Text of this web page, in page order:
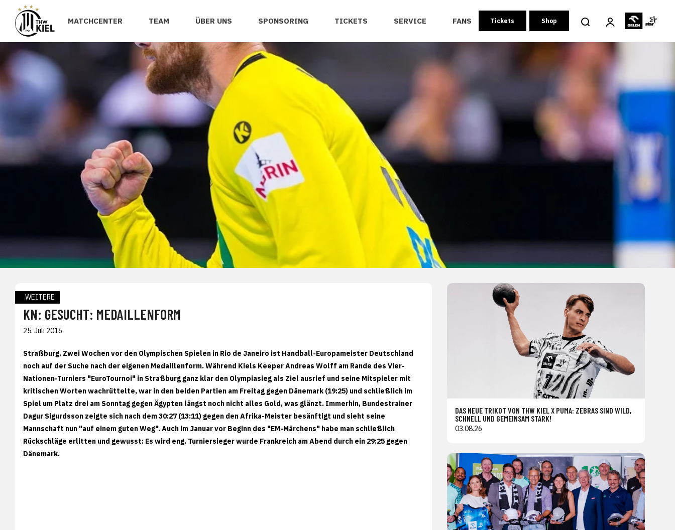
MATCHCENTER TEAM ÜBER UNS SPONSORING TICKETS SERVICE FANS Tickets Shop
WEITERE
KN: GESUCHT: MEDAILLENFORM
25. Juli 2016
Straßburg. Zwei Wochen vor den Olympischen Spielen in Rio de Janeiro ist Handball-Europameister Deutschland
noch auf der Suche nach der eigenen Medaillenform. Während Kiels Keeper Andreas Wolff am Rande des Vier-
Nationen-Turniers "EuroTournoi" in Straßburg ganz klar den Olympiasieg als Ziel ausrief und seine Mitspieler mit
kritischen Worten wachrüttelte, war in den beiden Partien am Freitag gegen Dänemark (19:25) und schließlich im
Spiel um Platz drei am Sonntag gegen Ägypten längst noch nicht alles Gold, was glänzt. Immerhin, Bundestrainer
Dagur Sigurdsson zeigte sich nach dem 30:27 (13:11) gegen den Afrika-Meister besänftigt und sieht seine
Mannschaft nun "auf einem guten Weg". Auch im Januar vor Beginn des "EM-Märchens" habe man schließlich
Rückschläge erlitten und gewusst: Es wird eng. Turniersieger wurde Frankreich am Abend durch ein 29:25 gegen
Dänemark.
DAS NEUE TRIKOT VON THW KIEL X PUMA: ZEBRAS SIND WILD,
SCHNELL UND GEMEINSAM STARK!
03.08.26